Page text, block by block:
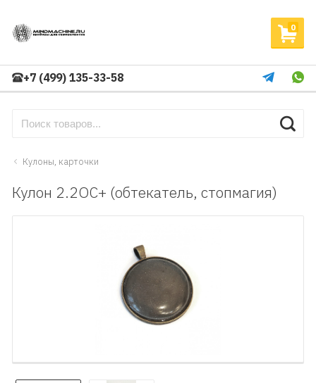
0
+7 (499) 135-33-58
Кулоны, карточки
Кулон 2.2ОС+ (обтекатель, стопмагия)